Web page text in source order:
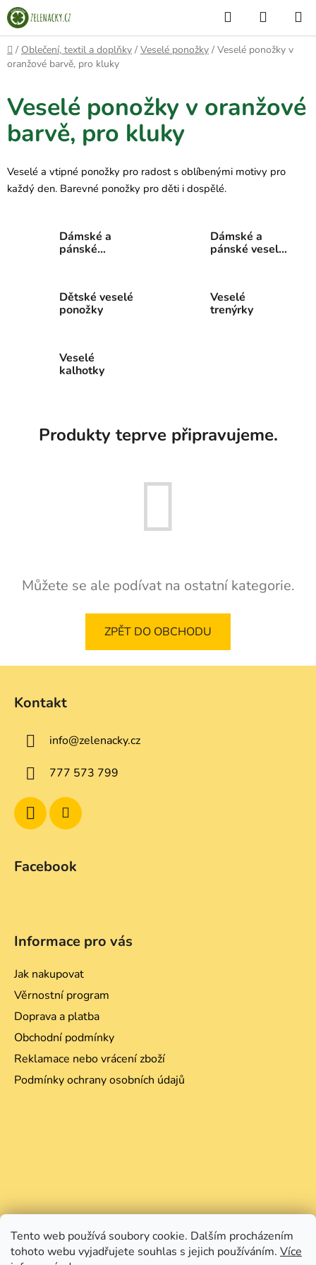
Tento web používá soubory cookie. Dalším procházením
tohoto webu vyjadřujete souhlas s jejich používáním. Více
Přejít
na
obsah
Hledat
KOŠÍK
Domů
/ Oblečení, textil a doplňky / Veselé ponožky / Veselé ponožky v
oranžové barvě, pro kluky
Veselé ponožky v oranžové
barvě, pro kluky
Veselé a vtipné ponožky pro radost s oblíbenými motivy pro
každý den. Barevné ponožky pro děti i dospělé.
Dámské a
pánské
Dámské a
pánské veselé
Dětské veselé
ponožky
Veselé
trenýrky
Veselé
kalhotky
Produkty teprve připravujeme.
Můžete se ale podívat na ostatní kategorie.
ZPĚT DO OBCHODU
Kontakt
info@zelenacky.cz
777 573 799
Facebook
Informace pro vás
Jak nakupovat
Věrnostní program
Doprava a platba
Obchodní podmínky
Reklamace nebo vrácení zboží
Podmínky ochrany osobních údajů